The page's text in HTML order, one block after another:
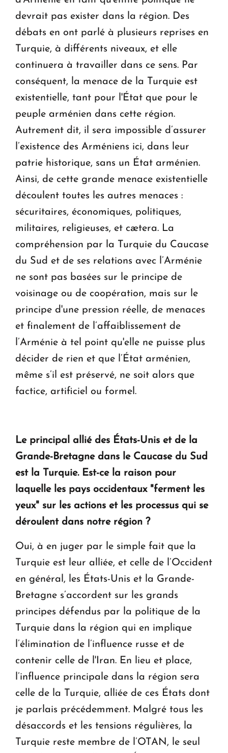
devrait pas exister dans la région. Des
débats en ont parlé à plusieurs reprises en
Turquie, à différents niveaux, et elle
continuera à travailler dans ce sens. Par
conséquent, la menace de la Turquie est
existentielle, tant pour l'État que pour le
peuple arménien dans cette région.
Autrement dit, il sera impossible d’assurer
l’existence des Arméniens ici, dans leur
patrie historique, sans un État arménien.
Ainsi, de cette grande menace existentielle
découlent toutes les autres menaces :
sécuritaires, économiques, politiques,
militaires, religieuses, et cætera. La
compréhension par la Turquie du Caucase
du Sud et de ses relations avec l’Arménie
ne sont pas basées sur le principe de
voisinage ou de coopération, mais sur le
principe d'une pression réelle, de menaces
et finalement de l’affaiblissement de
l’Arménie à tel point qu'elle ne puisse plus
décider de rien et que l’État arménien,
même s’il est préservé, ne soit alors que
factice, artificiel ou formel.
Le principal allié des États-Unis et de la
Grande-Bretagne dans le Caucase du Sud
est la Turquie. Est-ce la raison pour
laquelle les pays occidentaux "ferment les
yeux" sur les actions et les processus qui se
déroulent dans notre région ?
Oui, à en juger par le simple fait que la
Turquie est leur alliée, et celle de l’Occident
en général, les États-Unis et la Grande-
Bretagne s’accordent sur les grands
principes défendus par la politique de la
Turquie dans la région qui en implique
l’élimination de l’influence russe et de
contenir celle de l'Iran. En lieu et place,
l’influence principale dans la région sera
celle de la Turquie, alliée de ces États dont
je parlais précédemment. Malgré tous les
désaccords et les tensions régulières, la
Turquie reste membre de l’OTAN, le seul